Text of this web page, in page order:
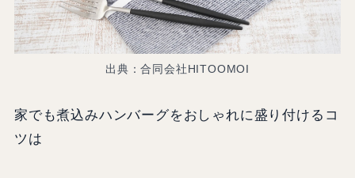
出典：合同会社HITOOMOI
家でも煮込みハンバーグをおしゃれに盛り付けるコ
ツは